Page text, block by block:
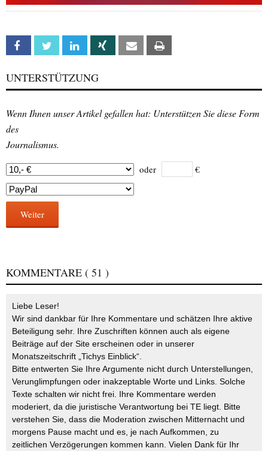
Facebook Twitter Linkedin Xing Email
UNTERSTÜTZUNG
Wenn Ihnen unser Artikel gefallen hat: Unterstützen Sie diese Form
des
Journalismus.
oder €
Weiter
KOMMENTARE ( 51 )
Liebe Leser!
Wir sind dankbar für Ihre Kommentare und schätzen Ihre aktive
Beteiligung sehr. Ihre Zuschriften können auch als eigene
Beiträge auf der Site erscheinen oder in unserer
Monatszeitschrift „Tichys Einblick“.
Bitte entwerten Sie Ihre Argumente nicht durch Unterstellungen,
Verunglimpfungen oder inakzeptable Worte und Links. Solche
Texte schalten wir nicht frei. Ihre Kommentare werden
moderiert, da die juristische Verantwortung bei TE liegt. Bitte
verstehen Sie, dass die Moderation zwischen Mitternacht und
morgens Pause macht und es, je nach Aufkommen, zu
zeitlichen Verzögerungen kommen kann. Vielen Dank für Ihr